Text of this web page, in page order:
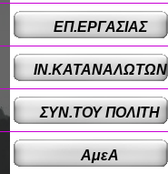
ΕΠ.ΕΡΓΑΣΙΑΣ
ΙΝ.ΚΑΤΑΝΑΛΩΤΩΝ
ΣΥΝ.ΤΟΥ ΠΟΛΙΤΗ
ΑμεΑ